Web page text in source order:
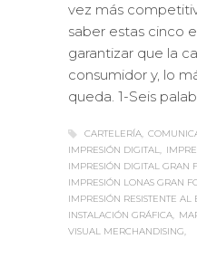
vez más
saber estas cinco
garantizar que la
consumidor y, lo
queda. 1-Seis
CARTELERÍA
IMPRESIÓN DIGITAL
IMPRESIÓN DIGITAL GRAN
IMPRESIÓN LONAS GRAN
IMPRESIÓN RESISTENTE AL
INSTALACIÓN GRÁFICA
VISUAL MERCHANDISING